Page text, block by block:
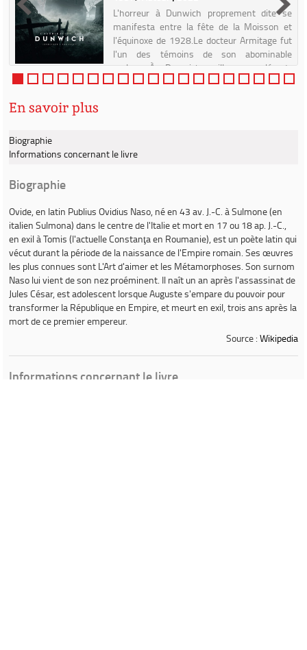
L'horreur à Dunwich proprement dite se
manifesta entre la fête de la Moisson et
l'équinoxe de 1928.Le docteur Armitage fut
l'un des témoins de son abominable
prologue.À Dunwich, village reculé du
Massachusetts, perdu dans les prof...
En savoir plus
Biographie
Informations concernant le livre
Biographie
Ovide, en latin Publius Ovidius Naso, né en 43 av. J.-C. à Sulmone (en
italien Sulmona) dans le centre de l'Italie et mort en 17 ou 18 ap. J.-C.,
en exil à Tomis (l'actuelle Constanţa en Roumanie), est un poète latin qui
vécut durant la période de la naissance de l'Empire romain. Ses œuvres
les plus connues sont L'Art d'aimeret les Métamorphoses. Son surnom
Naso lui vient de son nez proéminent. Il naît un an après l'assassinat de
Jules César, est adolescent lorsque Auguste s'empare du pouvoir pour
transformer la République en Empire, et meurt en exil, trois ans après la
mort de ce premier empereur.
Source : Wikipedia
Informations concernant le livre